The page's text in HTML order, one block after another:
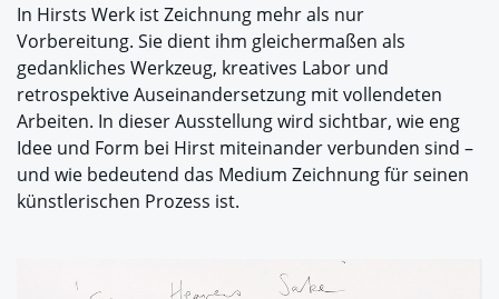
In Hirsts Werk ist Zeichnung mehr als nur
Vorbereitung. Sie dient ihm gleichermaßen als
gedankliches Werkzeug, kreatives Labor und
retrospektive Auseinandersetzung mit vollendeten
Arbeiten. In dieser Ausstellung wird sichtbar, wie eng
Idee und Form bei Hirst miteinander verbunden sind –
und wie bedeutend das Medium Zeichnung für seinen
künstlerischen Prozess ist.